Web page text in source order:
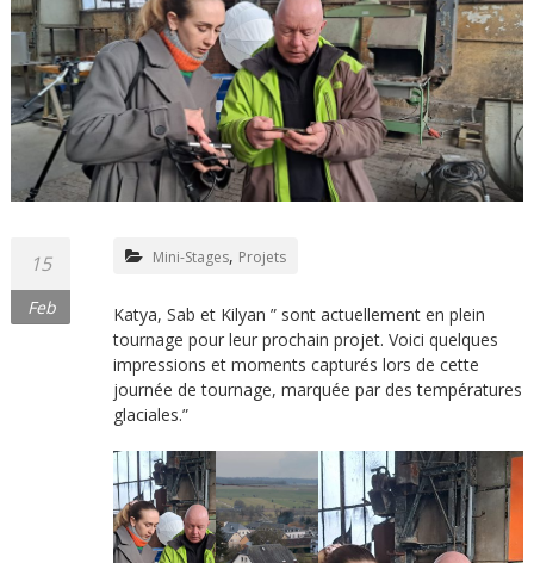
15
Feb
Mini-Stages, Projets
Katya, Sab et Kilyan ” sont actuellement en plein
tournage pour leur prochain projet. Voici quelques
impressions et moments capturés lors de cette
journée de tournage, marquée par des températures
glaciales.”